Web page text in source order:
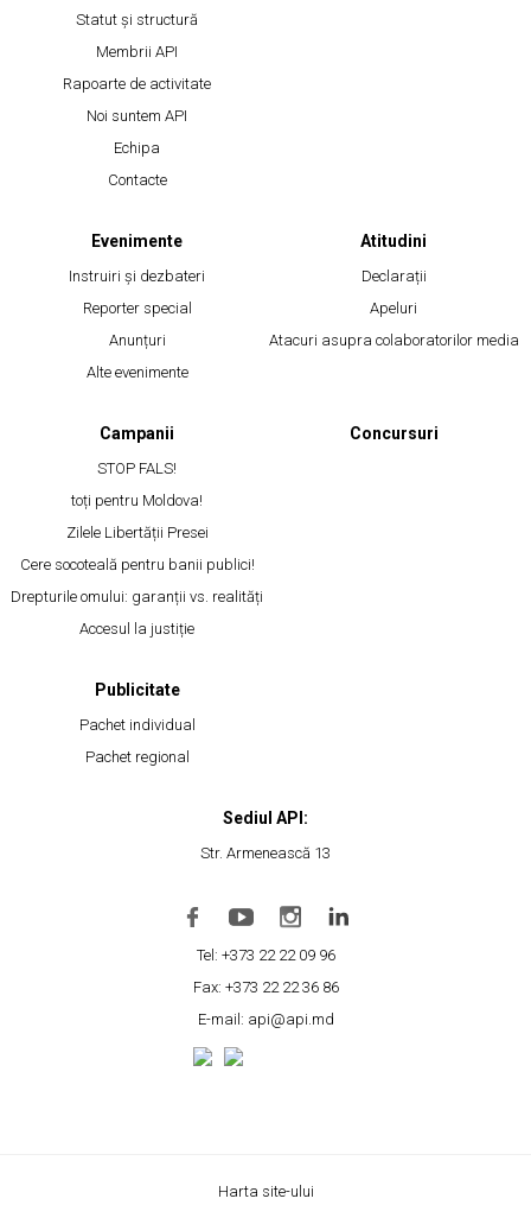
Statut și structură
Membrii API
Rapoarte de activitate
Noi suntem API
Echipa
Contacte
Evenimente
Instruiri și dezbateri
Reporter special
Anunțuri
Alte evenimente
Atitudini
Declarații
Apeluri
Atacuri asupra colaboratorilor media
Campanii
STOP FALS!
toți pentru Moldova!
Zilele Libertății Presei
Cere socoteală pentru banii publici!
Drepturile omului: garanții vs. realități
Accesul la justiție
Concursuri
Publicitate
Pachet individual
Pachet regional
Sediul API:
Str. Armenească 13
Tel: +373 22 22 09 96
Fax: +373 22 22 36 86
E-mail: api@api.md
Harta site-ului